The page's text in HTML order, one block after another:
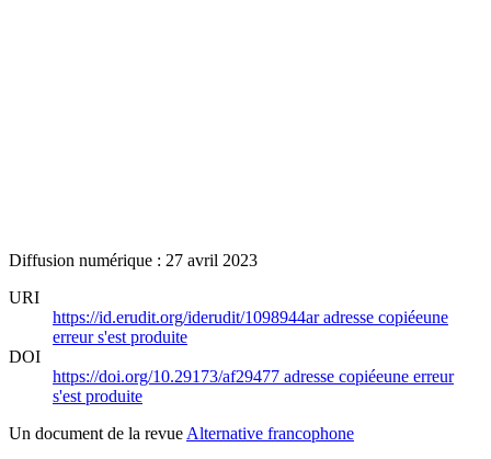
Diffusion numérique : 27 avril 2023
URI
https://id.erudit.org/iderudit/1098944aradresse copiéeune
erreur s'est produite
DOI
https://doi.org/10.29173/af29477 adresse copiéeune erreur
s'est produite
Un document de la revue Alternative francophone